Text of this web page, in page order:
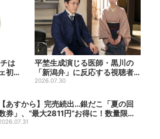
は
初の
ア...
平埜生成演じる医師・黒川の
「新潟弁」に反応する視聴者
続出「グッときた」
2026.07.30
【あすから】完売続出…銀だこ「夏の回
券」、“最大2811円”お得に！数量限定